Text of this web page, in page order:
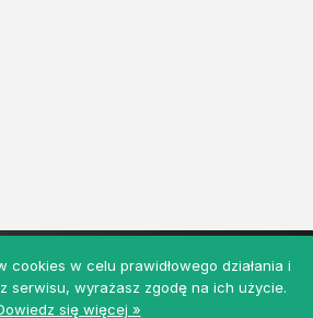
cookies w celu prawidłowego działania i
serwisu, wyrażasz zgodę na ich użycie.
się więcej »